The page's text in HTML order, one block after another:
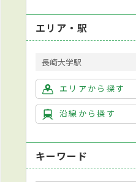
エリア・駅
長崎大学駅
エリアから探す
沿線から探す
キーワード